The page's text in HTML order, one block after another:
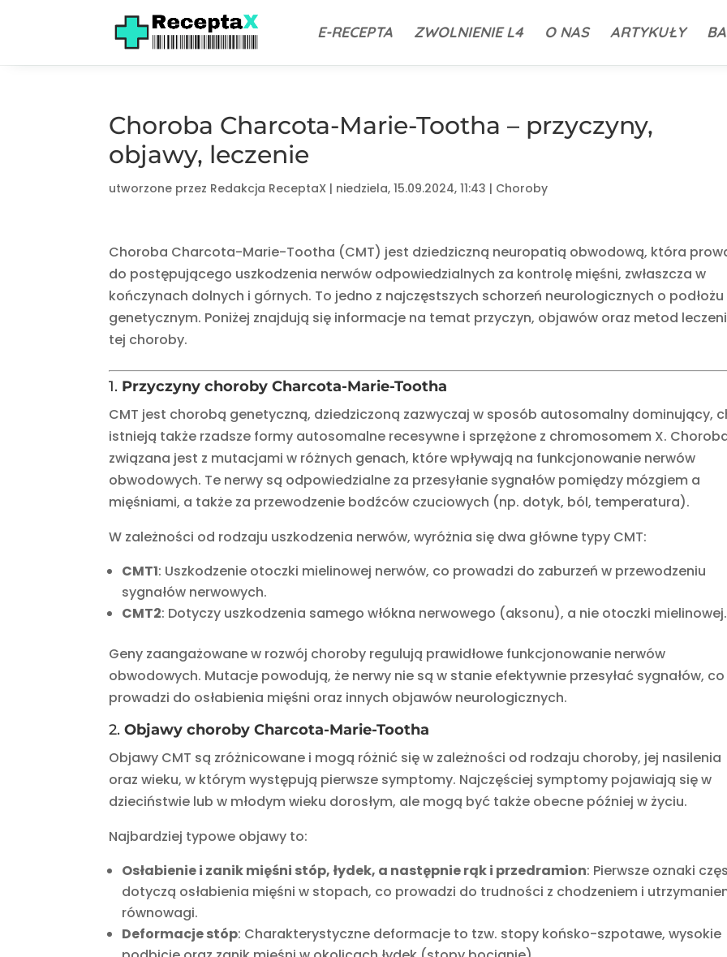
E-RECEPTA ZWOLNIENIE L4 O NAS ARTYKUŁY
Choroba Charcota-Marie-Tootha – przyczyny,
objawy, leczenie
utworzone przez Redakcja ReceptaX | niedziela, 15.09.2024, 11:43 | Choroby
Choroba Charcota-Marie-Tootha (CMT) jest dziedziczną neuropatią obwodową, która
do postępującego uszkodzenia nerwów odpowiedzialnych za kontrolę mięśni, zwłaszcza w
kończynach dolnych i górnych. To jedno z najczęstszych schorzeń neurologicznych o podłożu
genetycznym. Poniżej znajdują się informacje na temat przyczyn, objawów oraz metod
tej choroby.
1. Przyczyny choroby Charcota-Marie-Tootha
CMT jest chorobą genetyczną, dziedziczoną zazwyczaj w sposób autosomalny dominujący,
istnieją także rzadsze formy autosomalne recesywne i sprzężone z chromosomem X.
związana jest z mutacjami w różnych genach, które wpływają na funkcjonowanie nerwów
obwodowych. Te nerwy są odpowiedzialne za przesyłanie sygnałów pomiędzy mózgiem a
mięśniami, a także za przewodzenie bodźców czuciowych (np. dotyk, ból, temperatura).
W zależności od rodzaju uszkodzenia nerwów, wyróżnia się dwa główne typy CMT:
CMT1: Uszkodzenie otoczki mielinowej nerwów, co prowadzi do zaburzeń w przewodzeniu
sygnałów nerwowych.
CMT2: Dotyczy uszkodzenia samego włókna nerwowego (aksonu), a nie otoczki mielinowej.
Geny zaangażowane w rozwój choroby regulują prawidłowe funkcjonowanie nerwów
obwodowych. Mutacje powodują, że nerwy nie są w stanie efektywnie przesyłać sygnałów, co
prowadzi do osłabienia mięśni oraz innych objawów neurologicznych.
2.Objawy choroby Charcota-Marie-Tootha
Objawy CMT są zróżnicowane i mogą różnić się w zależności od rodzaju choroby, jej nasilenia
oraz wieku, w którym występują pierwsze symptomy. Najczęściej symptomy pojawiają się w
dzieciństwie lub w młodym wieku dorosłym, ale mogą być także obecne później w życiu.
Najbardziej typowe objawy to:
Osłabienie i zanik mięśni stóp, łydek, a następnie rąk i przedramion: Pierwsze oznaki
dotyczą osłabienia mięśni w stopach, co prowadzi do trudności z chodzeniem i
równowagi.
Deformacje stóp: Charakterystyczne deformacje to tzw. stopy końsko-szpotawe, wysokie